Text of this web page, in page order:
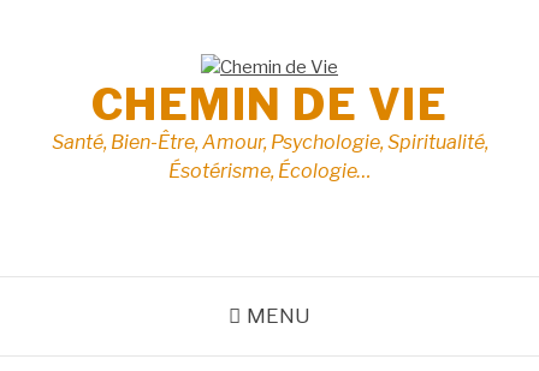
CHEMIN DE VIE
Santé, Bien-Être, Amour, Psychologie, Spiritualité,
Ésotérisme, Écologie…
MENU